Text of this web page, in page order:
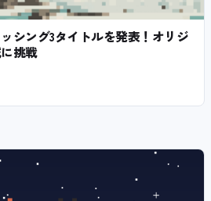
シング3タイトルを発表！オリジ
挑戦